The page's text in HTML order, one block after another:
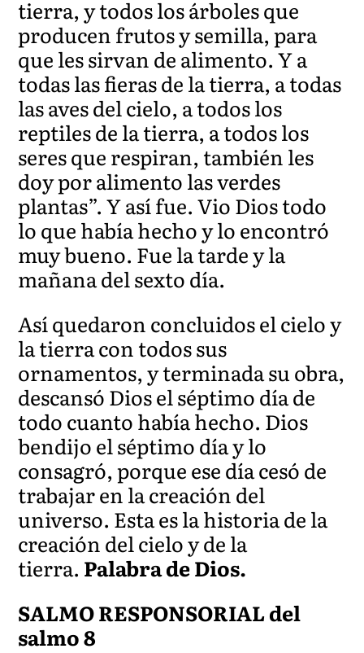
tierra, y todos los árboles que
producen frutos y semilla, para
que les sirvan de alimento. Y a
todas las fieras de la tierra, a todas
las aves del cielo, a todos los
reptiles de la tierra, a todos los
seres que respiran, también les
doy por alimento las verdes
plantas”. Y así fue. Vio Dios todo
lo que había hecho y lo encontró
muy bueno. Fue la tarde y la
mañana del sexto día.
Así quedaron concluidos el cielo y
la tierra con todos sus
ornamentos, y terminada su obra,
descansó Dios el séptimo día de
todo cuanto había hecho. Dios
bendijo el séptimo día y lo
consagró, porque ese día cesó de
trabajar en la creación del
universo. Esta es la historia de la
creación del cielo y de la
tierra. Palabra de Dios.
SALMO RESPONSORIAL del
salmo 8